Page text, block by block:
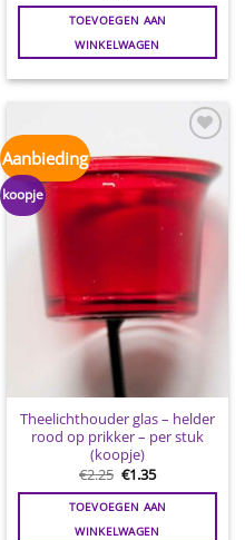
TOEVOEGEN AAN
WINKELWAGEN
Aanbieding
koopje
Toevoegen
aan
wenslijst
Theelichthouder glas – helder
rood op prikker – per stuk
(koopje)
€2.25 Oorspronkelijke
prijs
was:
€2.25.
€1.35Huidige
prijs
is:
€1.35.
TOEVOEGEN AAN
WINKELWAGEN